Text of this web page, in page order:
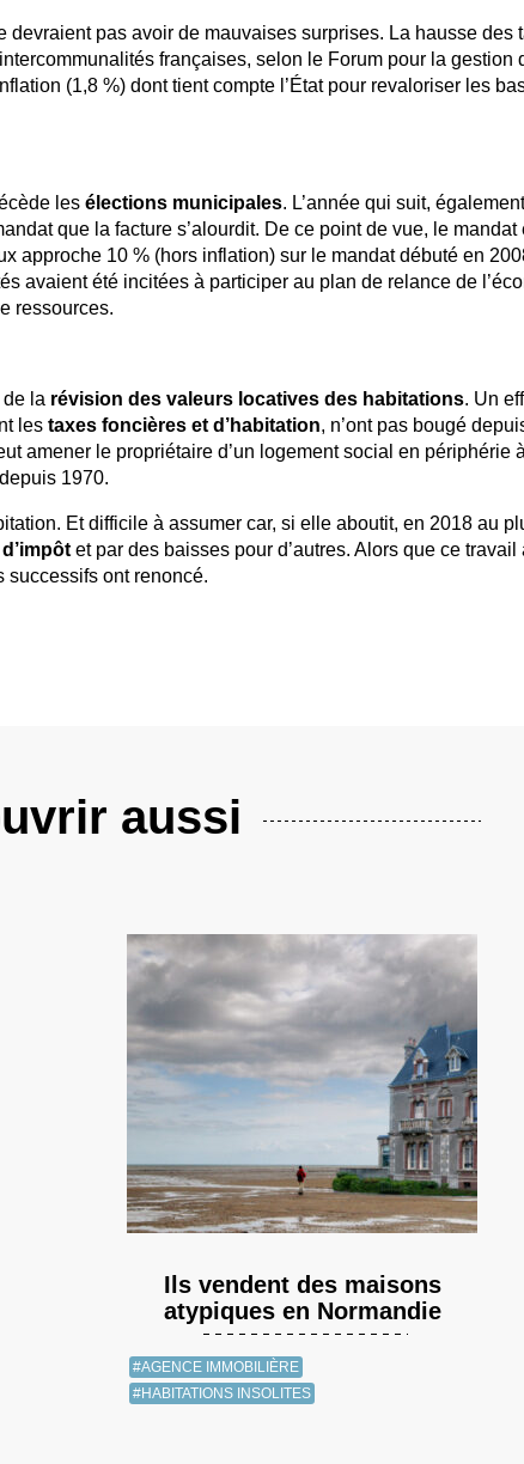
pas avoir de mauvaises surprises. La hausse des
françaises, selon le Forum pour la gestion
(1,8 %) dont tient compte l’État pour revaloriser les
les élections municipales. L’année qui suit,
que la facture s’alourdit. De ce point de vue, le mandat
approche 10 % (hors inflation) sur le mandat débuté en
avaient été incitées à participer au plan de relance de
ressources.
la révision des valeurs locatives des habitations. Un
les taxes foncières et d’habitation, n’ont pas bougé
amener le propriétaire d’un logement social en périphérie
1970.
Et difficile à assumer car, si elle aboutit, en 2018 au
et par des baisses pour d’autres. Alors que ce travail
successifs ont renoncé.
aussi
Ils vendent des maisons
atypiques en Normandie
#AGENCE IMMOBILIÈRE
#HABITATIONS INSOLITES